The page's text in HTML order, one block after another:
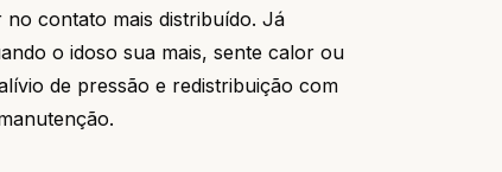
contato mais distribuído. Já
o idoso sua mais, sente calor ou
de pressão e redistribuição com